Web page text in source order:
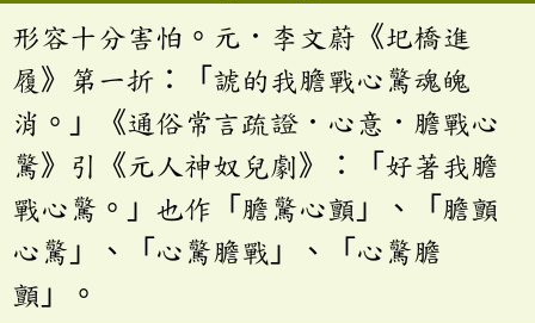
形容十分害怕。元．李文蔚《圯橋進
履》第一折：「諕的我膽戰心驚魂魄
消。」《通俗常言疏證．心意．膽戰心
驚》引《元人神奴兒劇》：「好著我膽
戰心驚。」也作「膽驚心顫」、「膽顫
心驚」、「心驚膽戰」、「心驚膽
顫」。